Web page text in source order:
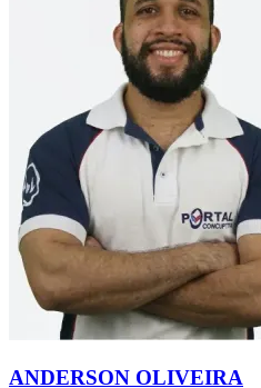
ANDERSON OLIVEIRA